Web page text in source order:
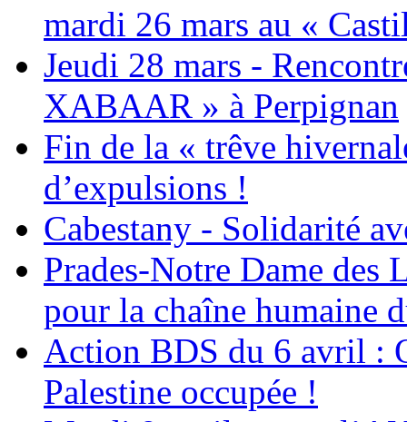
mardi 26 mars au «
Jeudi 28 mars -
XABAAR » à Perpignan
Fin de la « trêve
d’expulsions !
Cabestany - Solidarité
Prades-Notre Dame des
pour la chaîne humaine
Action BDS du 6 avril :
Palestine occupée !